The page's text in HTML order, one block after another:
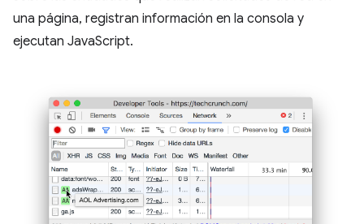
una página, registran información en la consola y
ejecutan JavaScript.